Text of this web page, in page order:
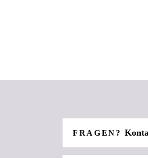
FRAGEN?